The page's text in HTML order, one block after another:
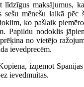
maksājumus,
mēnešu laikā pēc
ko pašlaik
Papildu nodoklis
no vietējo
ievedprecēm.
izņemot
ievedmuitas.